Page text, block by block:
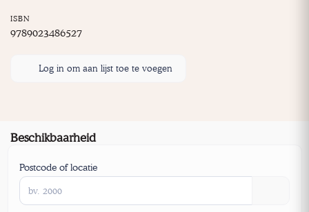
ISBN
9789023486527
Log in om aan lijst toe te voegen
Beschikbaarheid
Postcode of locatie